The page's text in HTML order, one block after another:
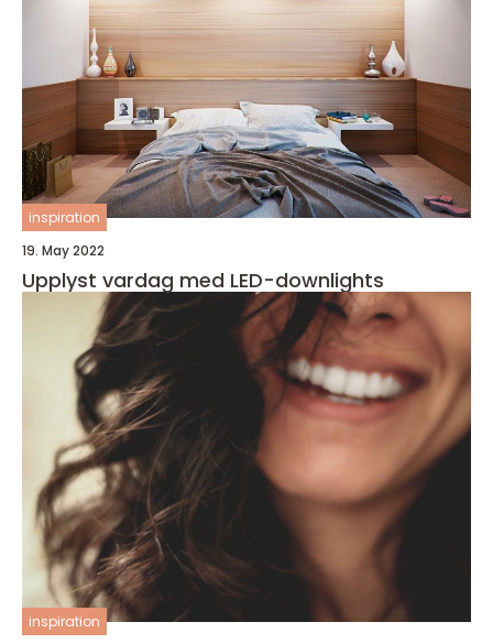
inspiration
19. May 2022
Upplyst vardag med LED-downlights
inspiration